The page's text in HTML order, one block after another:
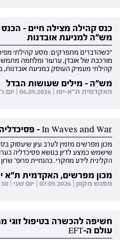
כנס קהילה מצילה חיים -
מש"ה למניעת אובדנות
"כשהדברים מתפרקים: מסע קהילתי
מורכבת של אובדן, ערעור ומלחמה
קהילתי מעמיק העוסק במניעת אובדנות,
מש"ה - מילים שעושות הבדל
האקדמית ת"א-יפו | 06.09.2026 | יום ראשון | 09:00-16:00
In Waves and War - פסיכדליה כערוץ ריפוי לטראומה
שישמש כמצע לדיון בנושא פסיכדליה
הקלינית לידע מחקרי. בהנחיית פרופ' שרון
מכון מפרשים, האקדמית ת"א
מפגש מקוון | 07.09.2026 | יום שני | 20:00-21:30
חשיפה להכשרה בטיפול זוגי
עולם ה-EFT